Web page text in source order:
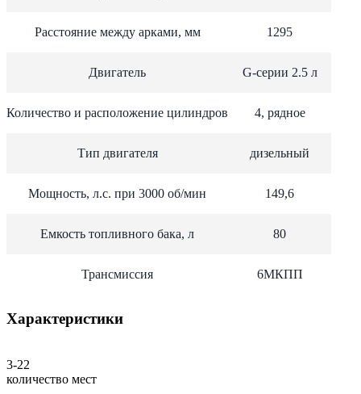
Расстояние между арками, мм 1295
Двигатель G-серии 2.5 л
Количество и расположение цилиндров 4, рядное
Тип двигателя дизельный
Мощность, л.с. при 3000 об/мин 149,6
Емкость топливного бака, л 80
Трансмиссия 6МКПП
Характеристики
3-22
количество мест